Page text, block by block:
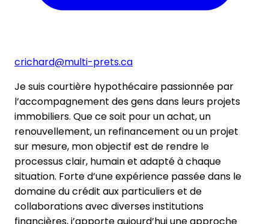
crichard@multi-prets.ca
Je suis courtière hypothécaire passionnée par
l’accompagnement des gens dans leurs projets
immobiliers. Que ce soit pour un achat, un
renouvellement, un refinancement ou un projet
sur mesure, mon objectif est de rendre le
processus clair, humain et adapté à chaque
situation. Forte d’une expérience passée dans le
domaine du crédit aux particuliers et de
collaborations avec diverses institutions
financières, j’apporte aujourd’hui une approche